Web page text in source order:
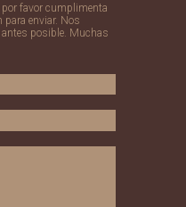
favor cumplimenta
enviar. Nos
posible. Muchas